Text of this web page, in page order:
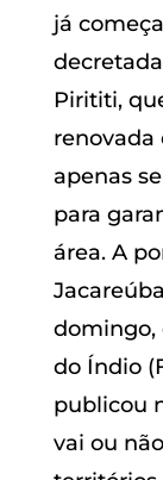
já
Pirititi,
renovada
apenas
para
área. A
domingo,
do Índio
publicou
vai ou